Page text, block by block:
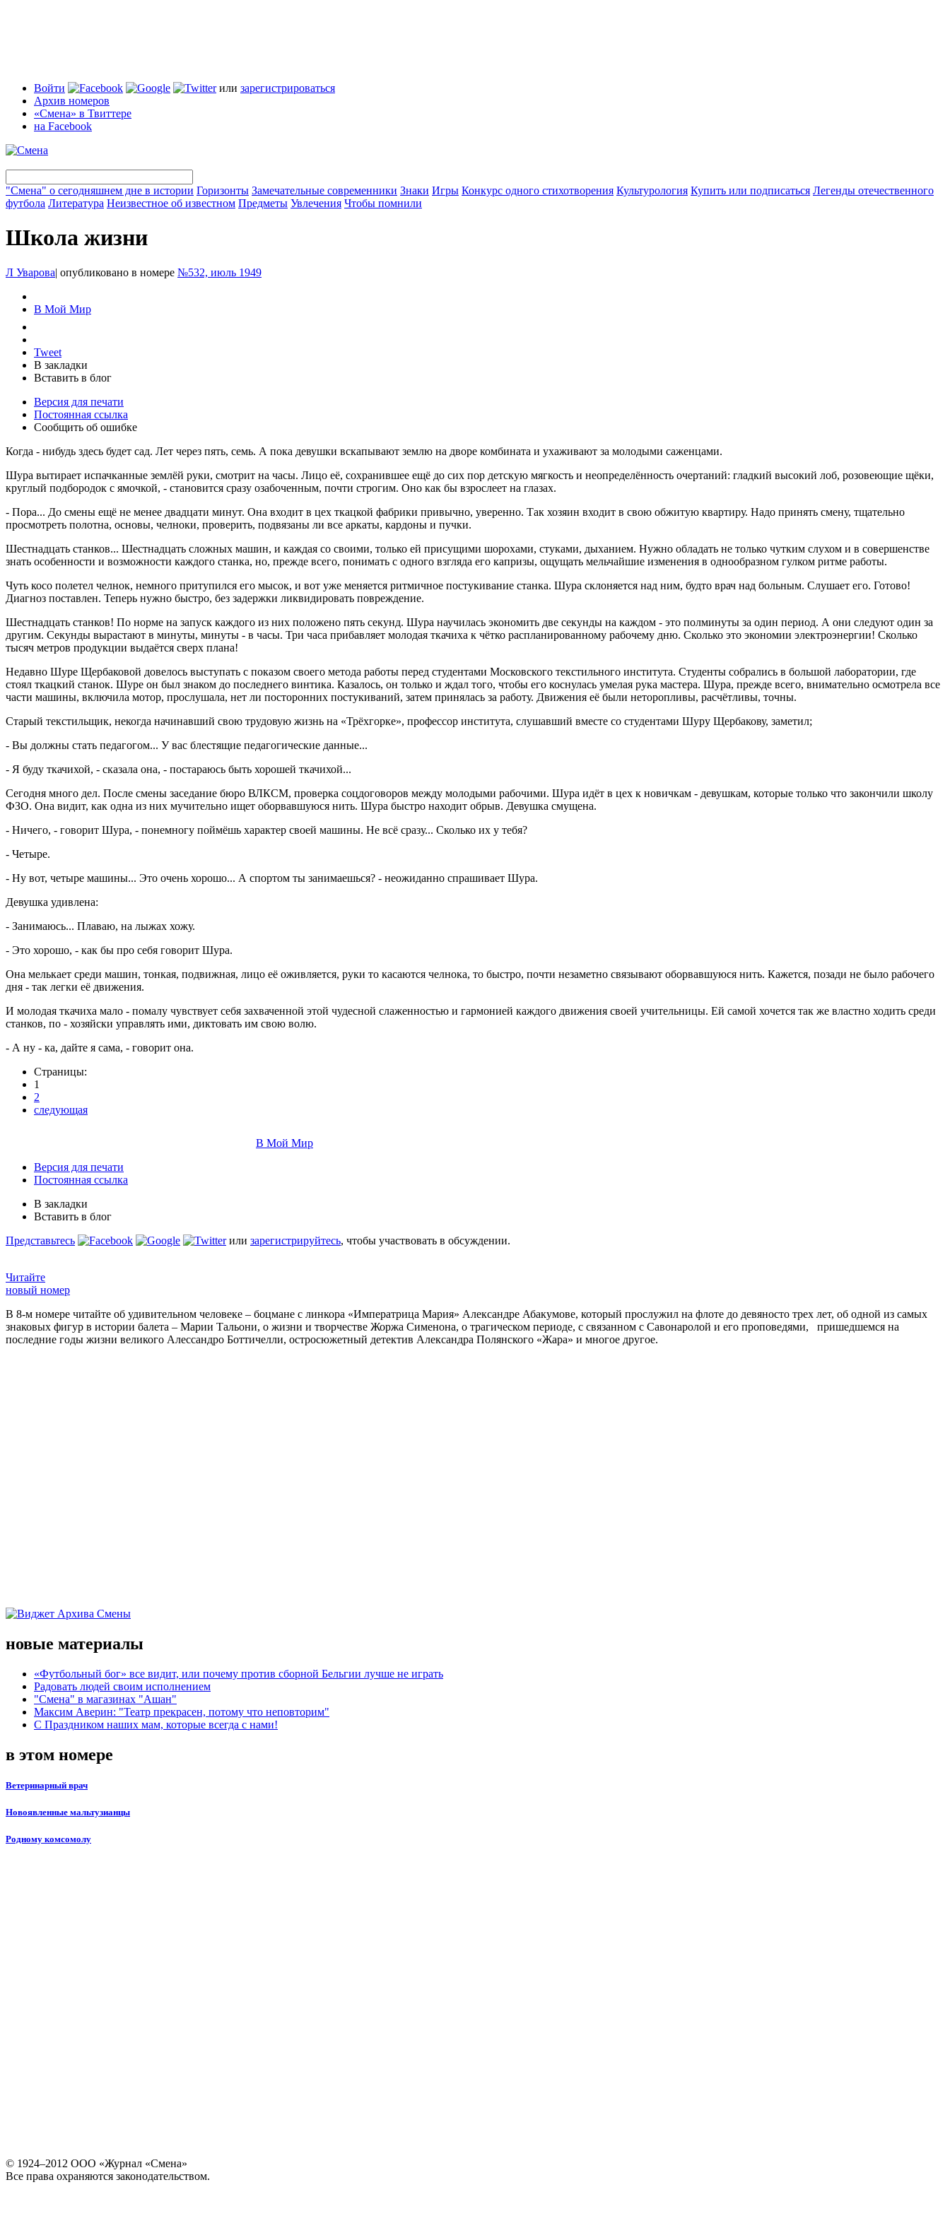
Войти или зарегистрироваться
Архив номеров
«Смена» в Твиттере
на Facebook
"Смена" о сегодняшнем дне в истории Горизонты Замечательные современники Знаки Игры Конкурс одного стихотворения Культурология Купить или подписаться Легенды отечественного
футбола Литература Неизвестное об известном Предметы Увлечения Чтобы помнили
Школа жизни
Л Уварова| опубликовано в номере №532, июль 1949
В Мой Мир
Tweet
В закладки
Вставить в блог
Версия для печати
Постоянная ссылка
Сообщить об ошибке
Когда - нибудь здесь будет сад. Лет через пять, семь. А пока девушки вскапывают землю на дворе комбината и ухаживают за молодыми саженцами.
Шура вытирает испачканные землёй руки, смотрит на часы. Лицо её, сохранившее ещё до сих пор детскую мягкость и неопределённость очертаний: гладкий высокий лоб, розовеющие щёки,
круглый подбородок с ямочкой, - становится сразу озабоченным, почти строгим. Оно как бы взрослеет на глазах.
- Пора... До смены ещё не менее двадцати минут. Она входит в цех ткацкой фабрики привычно, уверенно. Так хозяин входит в свою обжитую квартиру. Надо принять смену, тщательно
просмотреть полотна, основы, челноки, проверить, подвязаны ли все аркаты, кардоны и пучки.
Шестнадцать станков... Шестнадцать сложных машин, и каждая со своими, только ей присущими шорохами, стуками, дыханием. Нужно обладать не только чутким слухом и в совершенстве
знать особенности и возможности каждого станка, но, прежде всего, понимать с одного взгляда его капризы, ощущать мельчайшие изменения в однообразном гулком ритме работы.
Чуть косо полетел челнок, немного притупился его мысок, и вот уже меняется ритмичное постукивание станка. Шура склоняется над ним, будто врач над больным. Слушает его. Готово!
Диагноз поставлен. Теперь нужно быстро, без задержки ликвидировать повреждение.
Шестнадцать станков! По норме на запуск каждого из них положено пять секунд. Шура научилась экономить две секунды на каждом - это полминуты за один период. А они следуют один за
другим. Секунды вырастают в минуты, минуты - в часы. Три часа прибавляет молодая ткачиха к чётко распланированному рабочему дню. Сколько это экономии электроэнергии! Сколько
тысяч метров продукции выдаётся сверх плана!
Недавно Шуре Щербаковой довелось выступать с показом своего метода работы перед студентами Московского текстильного института. Студенты собрались в большой лаборатории, где
стоял ткацкий станок. Шуре он был знаком до последнего винтика. Казалось, он только и ждал того, чтобы его коснулась умелая рука мастера. Шура, прежде всего, внимательно осмотрела все
части машины, включила мотор, прослушала, нет ли посторонних постукиваний, затем принялась за работу. Движения её были неторопливы, расчётливы, точны.
Старый текстильщик, некогда начинавший свою трудовую жизнь на «Трёхгорке», профессор института, слушавший вместе со студентами Шуру Щербакову, заметил;
- Вы должны стать педагогом... У вас блестящие педагогические данные...
- Я буду ткачихой, - сказала она, - постараюсь быть хорошей ткачихой...
Сегодня много дел. После смены заседание бюро ВЛКСМ, проверка соцдоговоров между молодыми рабочими. Шура идёт в цех к новичкам - девушкам, которые только что закончили школу
ФЗО. Она видит, как одна из них мучительно ищет оборвавшуюся нить. Шура быстро находит обрыв. Девушка смущена.
- Ничего, - говорит Шура, - понемногу поймёшь характер своей машины. Не всё сразу... Сколько их у тебя?
- Четыре.
- Ну вот, четыре машины... Это очень хорошо... А спортом ты занимаешься? - неожиданно спрашивает Шура.
Девушка удивлена:
- Занимаюсь... Плаваю, на лыжах хожу.
- Это хорошо, - как бы про себя говорит Шура.
Она мелькает среди машин, тонкая, подвижная, лицо её оживляется, руки то касаются челнока, то быстро, почти незаметно связывают оборвавшуюся нить. Кажется, позади не было рабочего
дня - так легки её движения.
И молодая ткачиха мало - помалу чувствует себя захваченной этой чудесной слаженностью и гармонией каждого движения своей учительницы. Ей самой хочется так же властно ходить среди
станков, по - хозяйски управлять ими, диктовать им свою волю.
- А ну - ка, дайте я сама, - говорит она.
Страницы:
1
2
следующая
В Мой Мир
Версия для печати
Постоянная ссылка
В закладки
Вставить в блог
Представьтесь
или зарегистрируйтесь, чтобы участвовать в обсуждении.
Читайте
новый номер
В 8-м номере читайте об удивительном человеке – боцмане с линкора «Императрица Мария» Александре Абакумове, который прослужил на флоте до девяносто трех лет, об одной из самых
знаковых фигур в истории балета – Марии Тальони, о жизни и творчестве Жоржа Сименона, о трагическом периоде, с связанном с Савонаролой и его проповедями, пришедшемся на
последние годы жизни великого Алессандро Боттичелли, остросюжетный детектив Александра Полянского «Жара» и многое другое.
новые материалы
«Футбольный бог» все видит, или почему против сборной Бельгии лучше не играть
Радовать людей своим исполнением
"Смена" в магазинах "Ашан"
Максим Аверин: "Театр прекрасен, потому что неповторим"
С Праздником наших мам, которые всегда с нами!
в этом номере
Ветеринарный врач
Новоявленные мальтузианцы
Родному комсомолу
© 1924–2012 ООО «Журнал «Смена»
Все права охраняются законодательством.